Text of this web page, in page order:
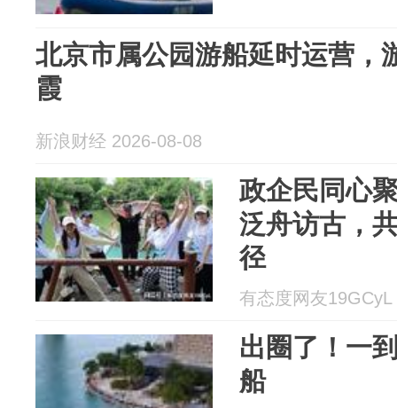
北京市属公园游船延时运营，
霞
新浪财经 2026-08-08
政企民同心
泛舟访古，
径
有态度网友
出圈了！一
船